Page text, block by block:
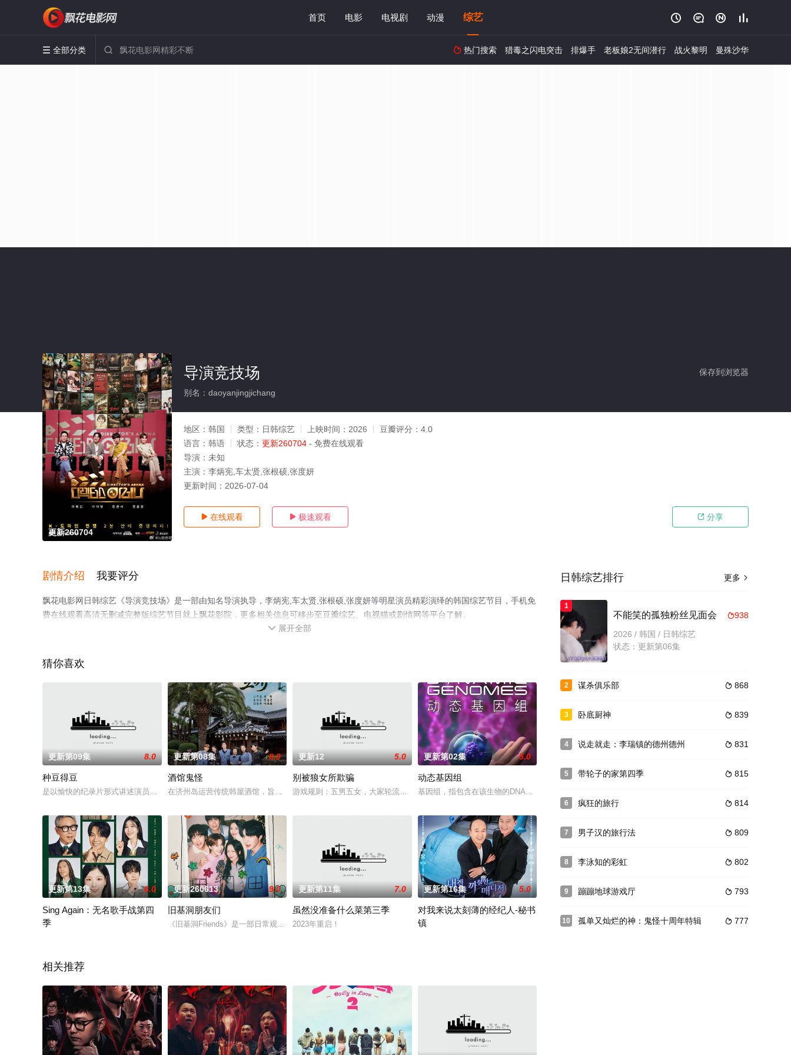
首页 电影 电视剧 动漫 综艺    
 全部分类   热门搜索 猎毒之闪电突击 排爆手 老板娘2无间潜行 战火黎明 曼殊沙华
更新260704
保存到浏览器
导演竞技场
别名：daoyanjingjichang
地区： 韩国 类型： 日韩综艺 上映时间： 2026 豆瓣评分： 4.0
语言： 韩语 状态： 更新260704 - 免费在线观看
导演： 未知
主演： 李炳宪,车太贤,张根硕,张度妍
更新时间： 2026-07-04
 在线观看  极速观看  分享
剧情介绍 我要评分
飘花电影网日韩综艺《导演竞技场》是一部由知名导演执导，李炳宪,车太贤,张根硕,张度妍等明星演员精彩演绎的韩国综艺节目，手机免
费在线观看高清无删减完整版综艺节目就上飘花影院，更多相关信息可移步至豆瓣综艺、电视猫或剧情网等平台了解。
 展开全部
猜你喜欢
更新第09集 8.0
种豆得豆
是以愉快的纪录片形式讲述演员金宇彬、李光洙、都暻秀、金基邦的好友结伴开垦小田时发生的趣事。
更新第08集 8.0
酒馆鬼怪
在济州岛运营传统韩屋酒馆，旨在通过接待外国游客传递韩国文化，强调"人与人相遇、心意相通"的治愈主题。
更新12 5.0
别被狼女所欺骗
游戏规则：五男五女，大家轮流约会彼此认识，还要携手完成共同的任务，目标是要在过程中找到真爱。 小心有诈：女性参加者中，藏着虚情假意
更新第02集 5.0
动态基因组
基因组，指包含在该生物的DNA中的全部遗传信息。人类基因组，又称人类基因体，蛋白质编码序列在人类基
更新第13集 6.0
Sing Again：无名歌手战第四
季
更新260613 9.0
旧基洞朋友们
《旧基洞Friends》是一部日常观察真人秀，讲述了长期独自生活的个性很强的同龄单身们同屋檐生活。
更新第11集 7.0
虽然没准备什么菜第三季
2023年重启！
更新第16集 5.0
对我来说太刻薄的经纪人-秘书
镇
相关推荐
更多 
日韩综艺排行
1
938
不能笑的孤独粉丝见面会
2026 / 韩国 / 日韩综艺
状态：更新第06集
2  868
谋杀俱乐部
3  839
卧底厨神
4  831
说走就走：李瑞镇的德州德州
5  815
带轮子的家第四季
6  814
疯狂的旅行
7  809
男子汉的旅行法
8  802
李泳知的彩虹
9  793
蹦蹦地球游戏厅
10  777
孤单又灿烂的神：鬼怪十周年特辑